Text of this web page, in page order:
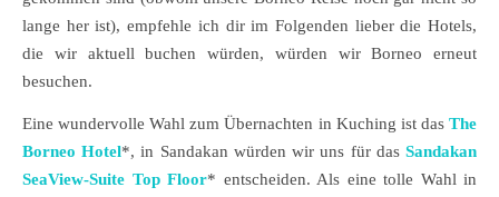
lange her ist), empfehle ich dir im Folgenden lieber die Hotels,
die wir aktuell buchen würden, würden wir Borneo erneut
besuchen.
Eine wundervolle Wahl zum Übernachten in Kuching ist dasThe
Borneo Hotel*, in Sandakan würden wir uns für dasSandakan
SeaView-Suite Top Floor* entscheiden. Als eine tolle Wahl in